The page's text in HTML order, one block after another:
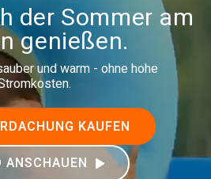
der Sommer am
genießen.
und warm - ohne hohe
KAUFEN
ANSCHAUEN